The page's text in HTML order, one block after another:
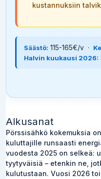
kustannuksiin
Säästö: 115-165€/v ·
Halvin kuukausi 2026:
Alkusanat
Pörssisähkö kokemuksia
kuluttajille runsaasti
vuodesta 2025 on selkeä:
tyytyväisiä – etenkin ne,
kulutustaan. Vuosi 2026